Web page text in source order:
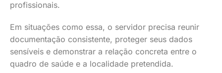
profissionais.
Em situações como essa, o servidor precisa reunir
documentação consistente, proteger seus dados
sensíveis e demonstrar a relação concreta entre o
quadro de saúde e a localidade pretendida.